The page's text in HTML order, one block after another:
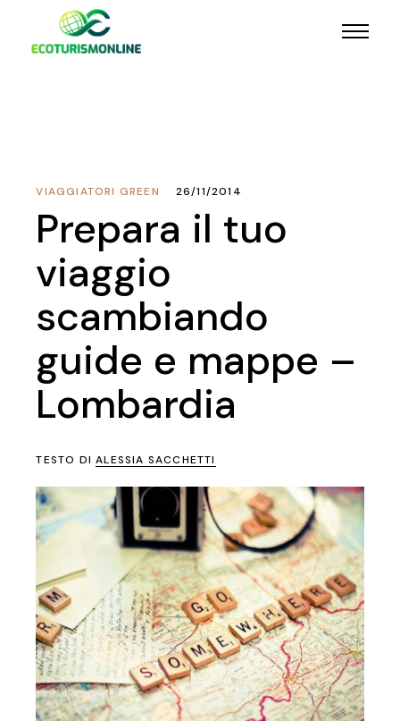
VIAGGIATORI GREEN 26/11/2014
Prepara il tuo
viaggio
scambiando
guide e mappe –
Lombardia
TESTO DIALESSIA SACCHETTI